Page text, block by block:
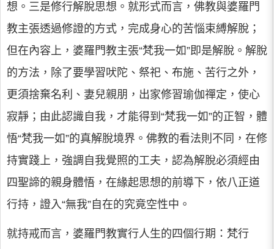
想。三是修行解脫思想。就形式而言，佛教與婆羅門
教主張透過修證的方式，完成身心的苦惱束縛解脫；
但在內容上，婆羅門教主張“梵我一如”即是解脫。解脫
的方法，除了要學習吠陀、祭祀、布施、苦行之外，
更須捨棄名利、妻兒親朋，出家修習瑜伽禪定，使心
寂靜；由此認識自我，才能得到“梵我一如”的正智，體
悟“梵我一如”的真解脫境界。佛教的看法則不同，在修
持實踐上，強調自我覺照的工夫，認為解脫必須經由
四聖諦的親身體悟，在緣起思想的前導下，依八正道
行持，證入“無我”自在的究竟空性中。
就持戒而言，婆羅門教實行人生的四個行期：梵行